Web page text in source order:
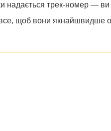
трек-номер —
щоб вони якнайшвидше